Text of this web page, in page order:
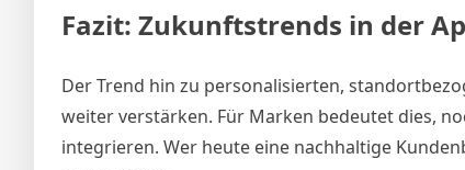
Fazit: Zukunftstrends in der
Der Trend hin zu personalisierten,
weiter verstärken. Für Marken bedeutet dies,
integrieren. Wer heute eine nachhaltige